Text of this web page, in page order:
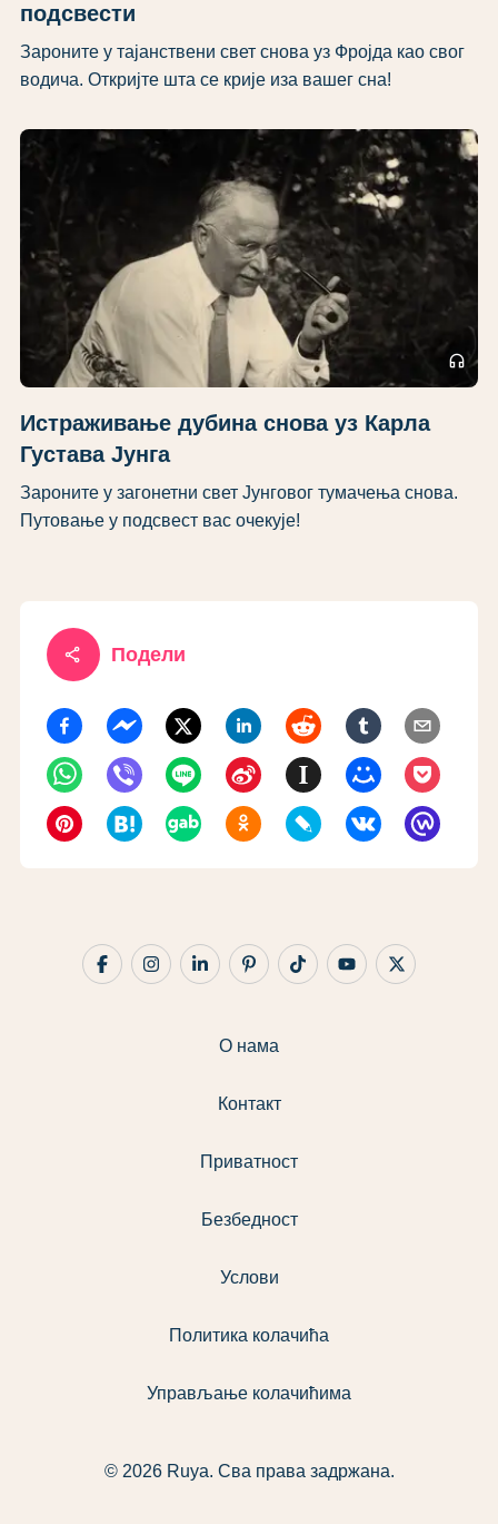
подсвести
Зароните у тајанствени свет снова уз Фројда као свог
водича. Откријте шта се крије иза вашег сна!
headphones
Истраживање дубина снова уз Карла
Густава Јунга
Зароните у загонетни свет Јунговог тумачења снова.
Путовање у подсвест вас очекује!
share Подели
О нама
Контакт
Приватност
Безбедност
Услови
Политика колачића
Управљање колачићима
© 2026 Ruya. Сва права задржана.